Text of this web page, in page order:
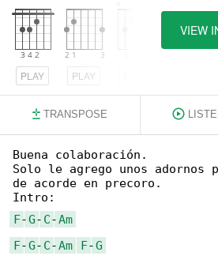
PLAY PLAY
VIEW
TRANSPOSE
Buena colaboración.
Solo le agrego unos adornos
de acorde en precoro.
F-G- C-Am
F-G- C-Am F-G